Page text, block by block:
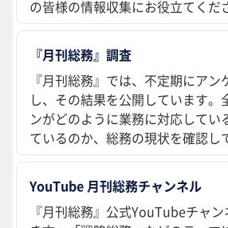
の皆様の情報収集にお役立てくだ
『月刊総務』調査
『月刊総務』では、不定期にア
し、その結果を公開しています。
ンがどのように業務に対応してい
ているのか、総務の現状を確認し
YouTube 月刊総務チャンネル
『月刊総務』公式YouTubeチャ